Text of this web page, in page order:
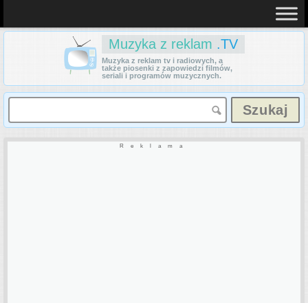
Muzyka z reklam .TV
Muzyka z reklam tv i radiowych, a
także piosenki z zapowiedzi filmów,
seriali i programów muzycznych.
Reklama